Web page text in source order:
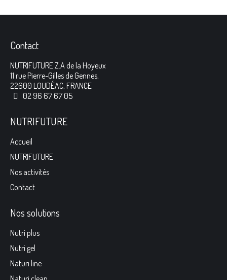
Contact
NUTRIFUTURE Z.A de la Hoyeux
11 rue Pierre-Gilles de Gennes,
22600 LOUDÉAC, FRANCE
02 96 67 67 05
NUTRIFUTURE
Accueil
NUTRIFUTURE
Nos activités
Contact
Nos solutions
Nutri plus
Nutri gel
Naturi line